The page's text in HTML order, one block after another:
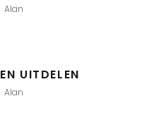
Alan
UITDELEN
Alan